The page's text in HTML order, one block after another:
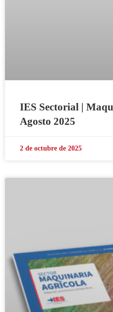
IES Sectorial |
Agosto 2025
2 de octubre de 2025